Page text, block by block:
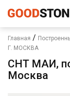
Главная /
Г. МОСКВА
СНТ МАИ,
Москва